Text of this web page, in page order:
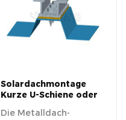
Solardachmontage
Kurze U-Schiene oder
Die Metalldach-